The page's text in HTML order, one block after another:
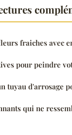
fraiches avec
pour peindre
tuyau d'arrosage
qui ne